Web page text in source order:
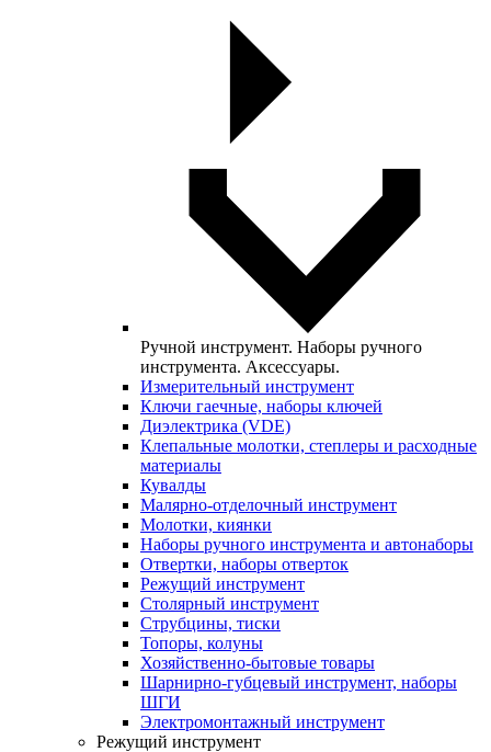
Ручной инструмент. Наборы ручного
инструмента. Аксессуары.
Измерительный инструмент
Ключи гаечные, наборы ключей
Диэлектрика (VDE)
Клепальные молотки, степлеры и расходные
материалы
Кувалды
Малярно-отделочный инструмент
Молотки, киянки
Наборы ручного инструмента и автонаборы
Отвертки, наборы отверток
Режущий инструмент
Столярный инструмент
Струбцины, тиски
Топоры, колуны
Хозяйственно-бытовые товары
Шарнирно-губцевый инструмент, наборы
ШГИ
Электромонтажный инструмент
Режущий инструмент